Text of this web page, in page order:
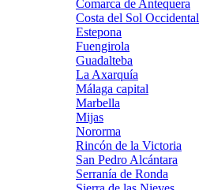
Comarca de Antequera
Costa del Sol Occidental
Estepona
Fuengirola
Guadalteba
La Axarquía
Málaga capital
Marbella
Mijas
Nororma
Rincón de la Victoria
San Pedro Alcántara
Serranía de Ronda